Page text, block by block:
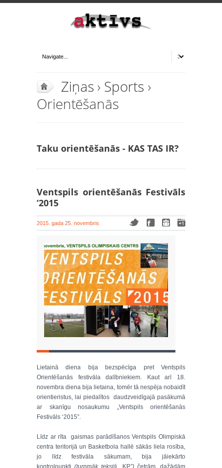
Ziņas › Sports ›
Orientēšanās
Taku orientēšanās - KAS TAS IR?
Ventspils orientēšanās Festivāls
‘2015
2015. gada 25. novembris
Lietainā diena bija bezspēcīga pret Ventspils
Orientēšanās festivāla dalībniekiem. Kaut arī 18.
novembra diena bija lietaina, tomēr tā nespēja nobaidīt
orientieristus, lai piedalītos daudzveidīgajā pasākumā
ar skanīgu nosaukumu „Ventspils orientēšanās
Festivāls ‘2015”.
Līdz ar rīta gaismas parādīšanos Ventspils Olimpiskā
centra teritorijā un Basketbola hallē sākās liela rosība,
jo līdz festivāla sākumam, bija jāiekārto
kontrolpunkti(turpmāk tekstā „KP”)četrām, dažādām